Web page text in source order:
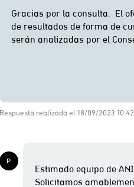
Respuesta realizada el 18/09/2023 10:42